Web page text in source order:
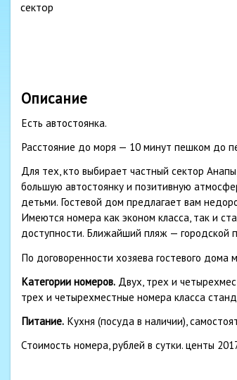
Описание
Есть автостоянка.
Расстояние до моря — 10 минут пешком до
Для тех, кто выбирает частный сектор
большую автостоянку и позитивную
детьми. Гостевой дом предлагает вам
Имеются номера как эконом класса, так и
доступности. Ближайший пляж — городской
По договоренности хозяева гостевого дома
Категории номеров. Двух, трех и
трех и четырехместные номера класса
Питание. Кухня (посуда в наличии),
Стоимость номера, рублей в сутки. центы